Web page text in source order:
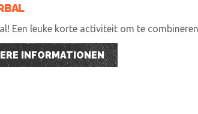
Een leuke korte activiteit om te
INFORMATIONEN